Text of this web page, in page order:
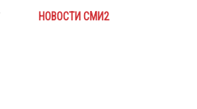
НОВОСТИ СМИ2